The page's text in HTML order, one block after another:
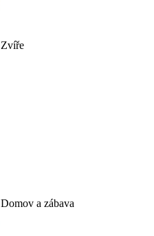
Zvíře
Domov a zábava